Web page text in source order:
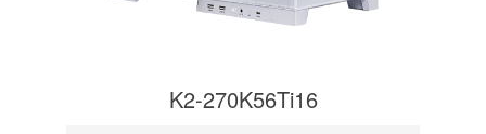
K2-270K56Ti16